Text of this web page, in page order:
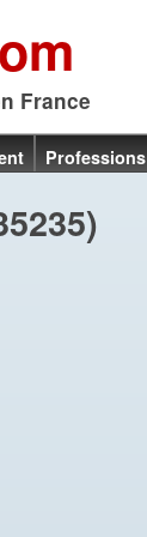
France
Professions